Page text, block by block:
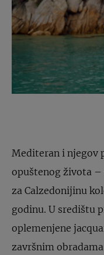
Mediteran i njegov
opuštenog života
za Calzedonijinu
godinu. U središtu
oplemenjene
završnim